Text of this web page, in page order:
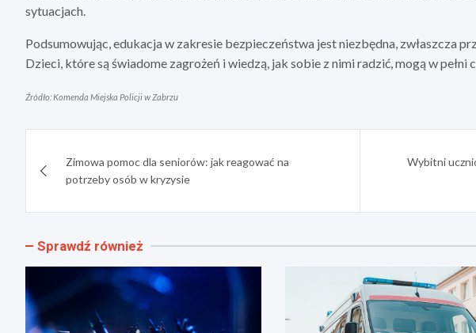
sytuacjach.
Podsumowując, edukacja w zakresie bezpieczeństwa jest niezbędna, zwłaszcza
Dzieci, które są świadome zagrożeń i wiedzą, jak sobie z nimi radzić, mogą w
Źródło: Komenda Miejska Policji w Zabrzu
wpisuZimowa pomoc dla seniorów: jak reagować na
potrzeby osób w kryzysie
Wybitni
Sprawdź również